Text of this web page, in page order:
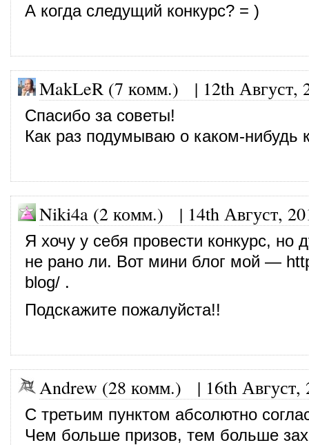
А когда следущий конкурс? = )
MakLeR (7 комм.) | 12th Август,
Спасибо за советы!
Как раз подумываю о каком-нибудь
Niki4a (2 комм.) | 14th Август,
Я хочу у себя провести конкурс, но
не рано ли. Вот мини блог мой —
blog/ .
Подскажите пожалуйста!!
Andrew (28 комм.) | 16th Август,
С третьим пунктом абсолютно
Чем больше призов, тем больше